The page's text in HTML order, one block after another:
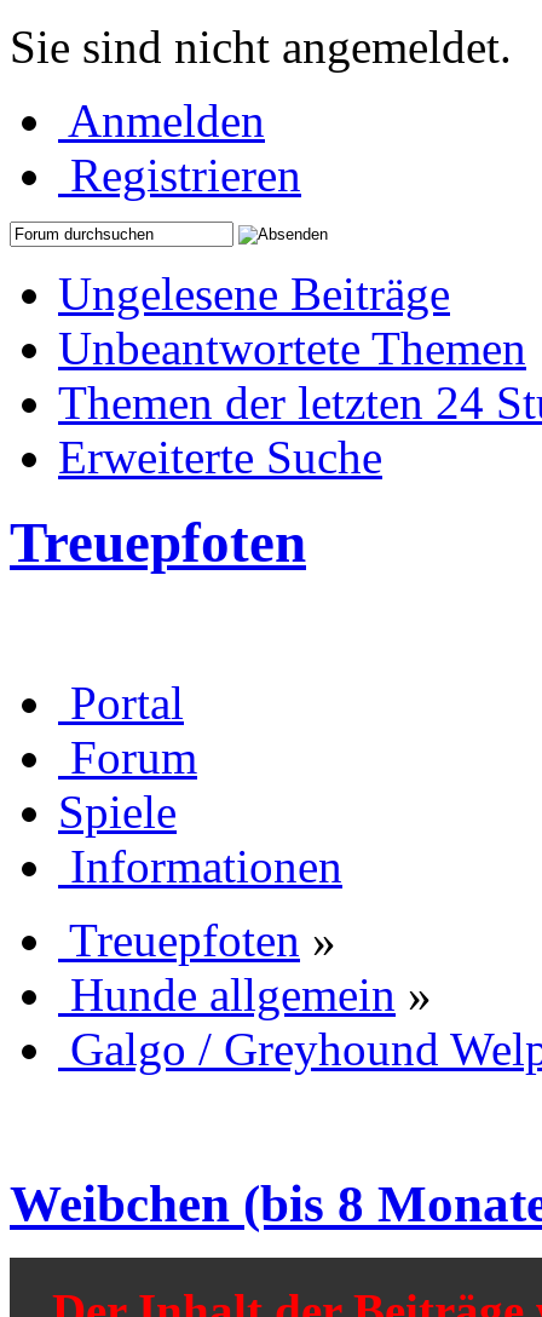
Sie sind nicht angemeldet.
Anmelden
Registrieren
Ungelesene Beiträge
Unbeantwortete Themen
Themen der letzten 24
Erweiterte Suche
Treuepfoten
Portal
Forum
Spiele
Informationen
Treuepfoten »
Hunde allgemein »
Galgo / Greyhound
Weibchen (bis 8